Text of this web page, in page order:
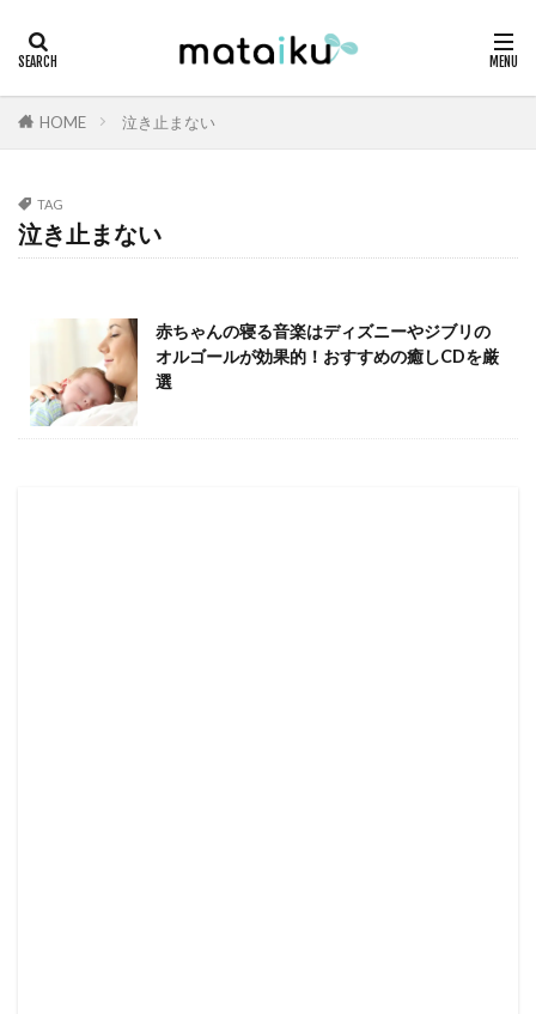
HOME 泣き止まない
TAG
泣き止まない
赤ちゃんの寝る音楽はディズニーやジブリの
オルゴールが効果的！おすすめの癒しCDを厳
選